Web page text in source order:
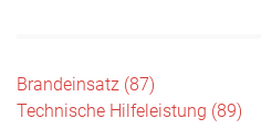
Beitragsnavigation
Brandeinsatz (87)
Technische Hilfeleistung (89)